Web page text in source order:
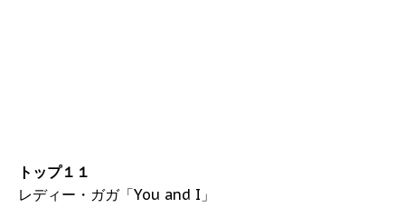
トップ１１
レディー・ガガ「You and I」